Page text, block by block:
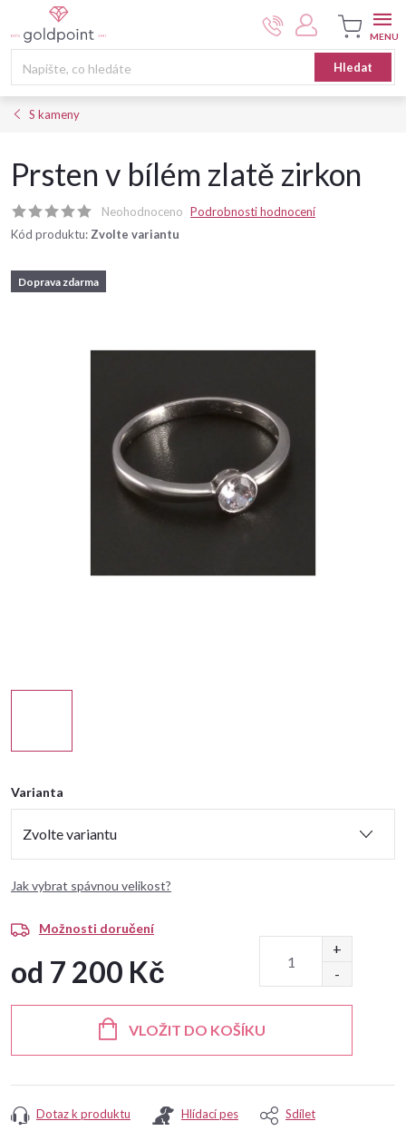
na
Hledat
Nákupní
košík
S kameny
Prsten v bílém zlatě zirkon
Neohodnoceno Podrobnosti hodnocení
Kód produktu: Zvolte variantu
Doprava zdarma
Varianta
Jak vybrat spávnou velikost?
Možnosti doručení
od 7 200 Kč
VLOŽIT DO KOŠÍKU
Dotaz k produktu Hlídací pes Sdílet